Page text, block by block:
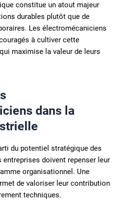
constitue un atout majeur
durables plutôt que de
Les électromécaniciens
à cultiver cette
maximise la valeur de leurs
dans la
du potentiel stratégique des
doivent repenser leur
organisationnel. Une
de valoriser leur contribution
techniques.